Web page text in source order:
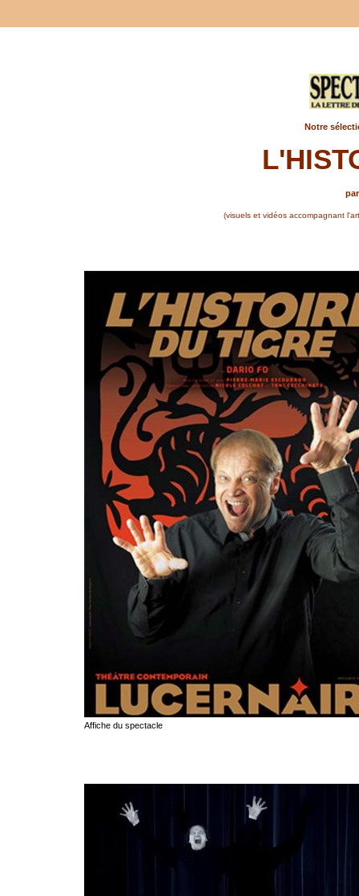
Notre
(visuels et vidéos accompagnant
Affiche du spectacle